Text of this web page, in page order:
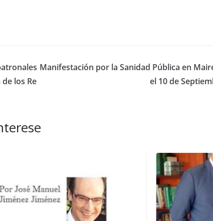
los Re
Manifestación por la Sanidad Pública en
el 10 de